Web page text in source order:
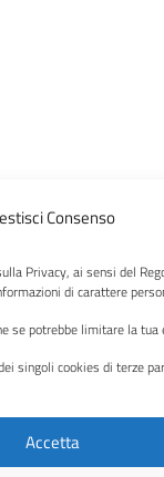
Consenso
Privacy, ai sensi del
di carattere
se potrebbe limitare la
singoli cookies di terze
Accetta